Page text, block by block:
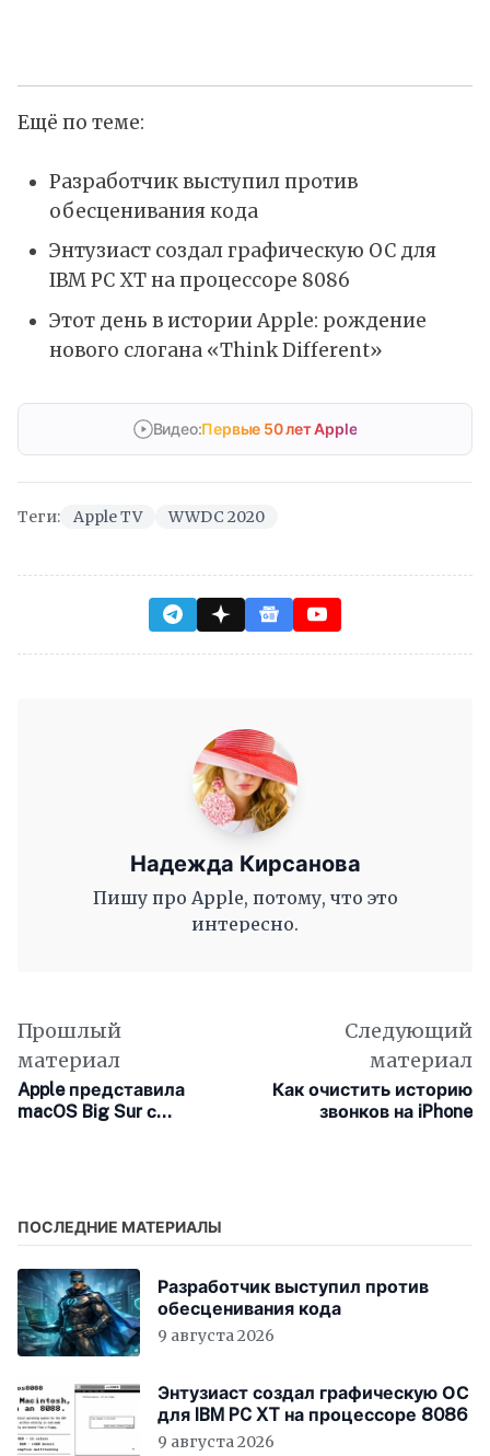
Ещё по теме:
Разработчик выступил против
обесценивания кода
Энтузиаст создал графическую ОС для
IBM PC XT на процессоре 8086
Этот день в истории Apple: рождение
нового слогана «Think Different»
Видео:Первые 50 лет Apple
Теги: Apple TV WWDC 2020
Надежда Кирсанова
Пишу про Apple, потому, что это
интересно.
Прошлый
материал
Apple представила
macOS Big Sur с
Следующий
материал
Как очистить историю
звонков на iPhone
ПОСЛЕДНИЕ МАТЕРИАЛЫ
Разработчик выступил против
обесценивания кода
9 августа 2026
Энтузиаст создал графическую ОС
для IBM PC XT на процессоре 8086
9 августа 2026